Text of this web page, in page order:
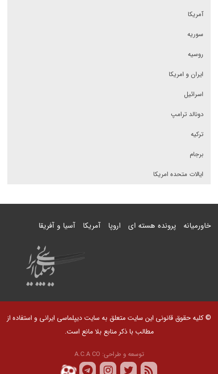
آمریکا
سوریه
روسیه
ایران و امریکا
اسرائیل
دونالد ترامپ
ترکیه
برجام
ایالات متحده امریکا
خاورمیانه پرونده هسته ای اروپا آمریکا آسیا و آفریقا
© کلیه حقوق قانونی این سایت متعلق به سایت دیپلماسی ایرانی و استفاده از
مطالب با ذکر منابع بلا مانع است.
توسعه و طراحی: A.C.A CO